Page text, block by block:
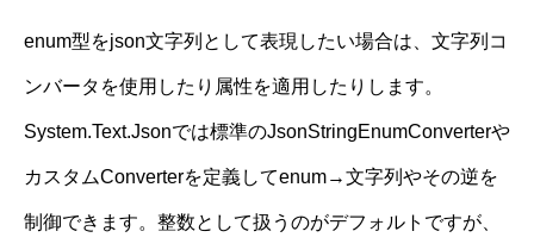
enum型をjson文字列として表現したい場合は、文字列コ
ンバータを使用したり属性を適用したりします。
System.Text.Jsonでは標準のJsonStringEnumConverterや
カスタムConverterを定義してenum→文字列やその逆を
制御できます。整数として扱うのがデフォルトですが、